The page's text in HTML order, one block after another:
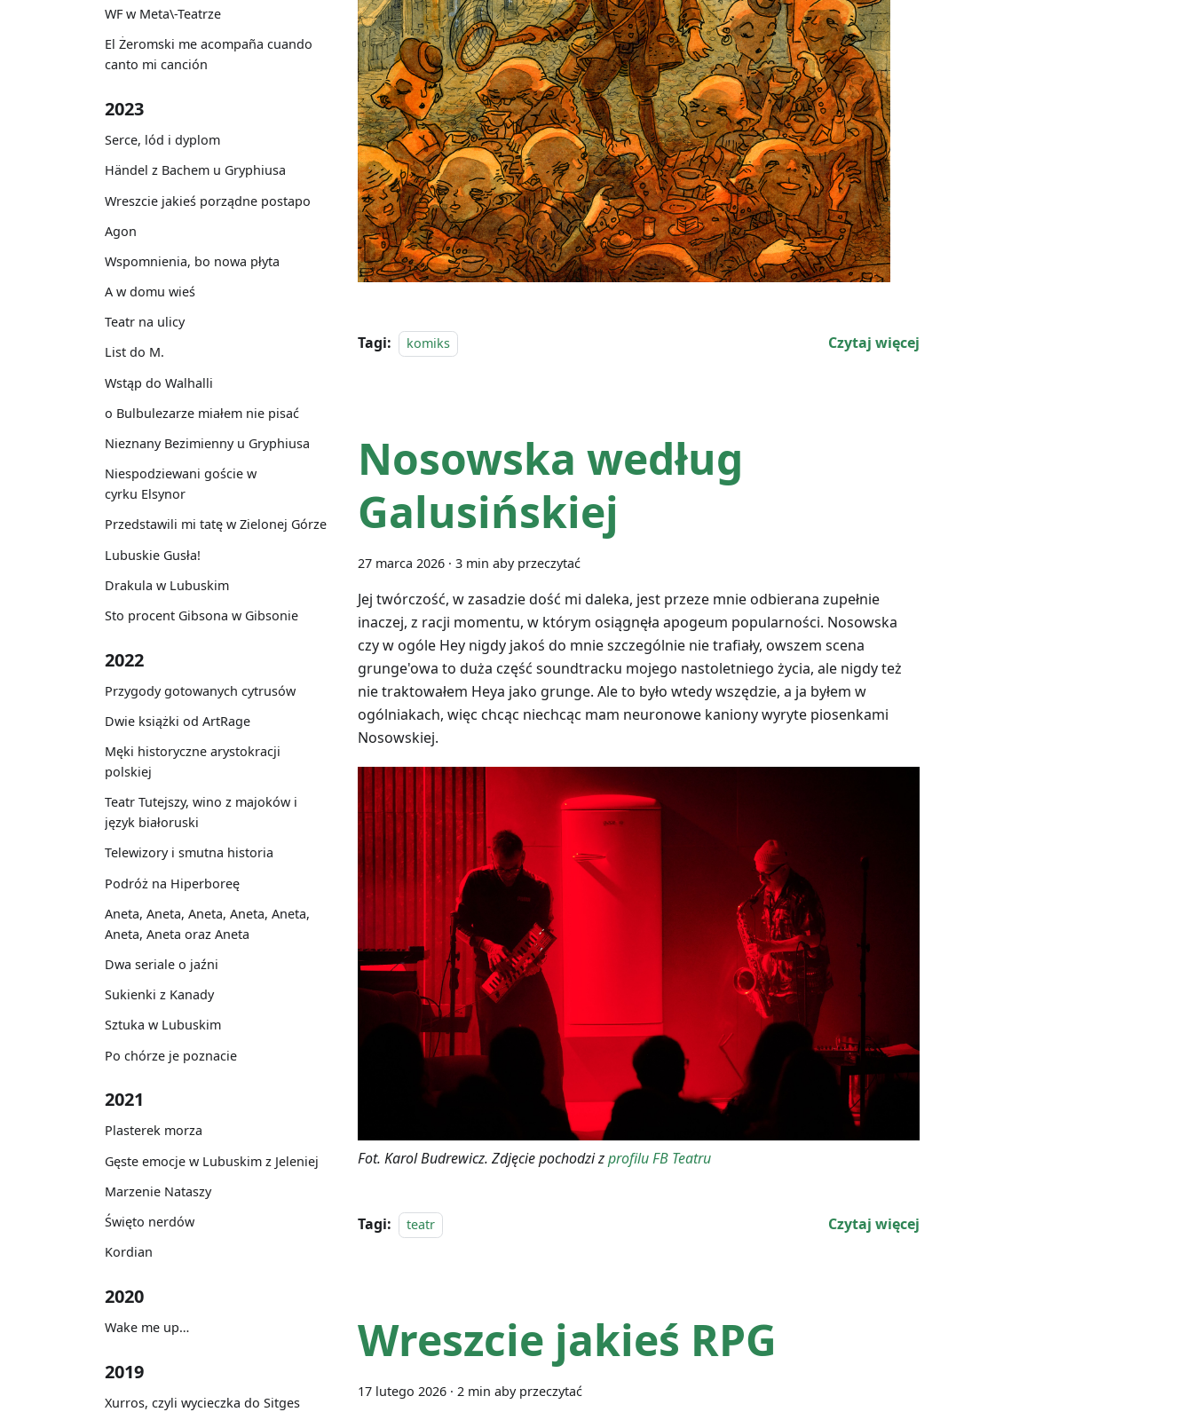
WF w Meta\-Teatrze
El Żeromski me acompaña cuando
canto mi canción
2023
Serce, lód i dyplom
Händel z Bachem u Gryphiusa
Wreszcie jakieś porządne postapo
Agon
Wspomnienia, bo nowa płyta
A w domu wieś
Teatr na ulicy
List do M.
Wstąp do Walhalli
o Bulbulezarze miałem nie pisać
Nieznany Bezimienny u Gryphiusa
Niespodziewani goście w
cyrku Elsynor
Przedstawili mi tatę w Zielonej Górze
Lubuskie Gusła!
Drakula w Lubuskim
Sto procent Gibsona w Gibsonie
2022
Przygody gotowanych cytrusów
Dwie książki od ArtRage
Męki historyczne arystokracji
polskiej
Teatr Tutejszy, wino z majoków i
język białoruski
Telewizory i smutna historia
Podróż na Hiperboreę
Aneta, Aneta, Aneta, Aneta, Aneta,
Aneta, Aneta oraz Aneta
Dwa seriale o jaźni
Sukienki z Kanady
Sztuka w Lubuskim
Po chórze je poznacie
2021
Plasterek morza
Gęste emocje w Lubuskim z Jeleniej
Marzenie Nataszy
Święto nerdów
Kordian
2020
Wake me up…
2019
Xurros, czyli wycieczka do Sitges
Tagi: komiks Czytaj więcej
Nosowska według
Galusińskiej
27 marca 2026 · 3 min aby przeczytać
Jej twórczość, w zasadzie dość mi daleka, jest przeze mnie odbierana zupełnie
inaczej, z racji momentu, w którym osiągnęła apogeum popularności. Nosowska
czy w ogóle Hey nigdy jakoś do mnie szczególnie nie trafiały, owszem scena
grunge'owa to duża część soundtracku mojego nastoletniego życia, ale nigdy też
nie traktowałem Heya jako grunge. Ale to było wtedy wszędzie, a ja byłem w
ogólniakach, więc chcąc niechcąc mam neuronowe kaniony wyryte piosenkami
Nosowskiej.
Fot. Karol Budrewicz. Zdjęcie pochodzi zprofilu FB Teatru
Tagi: teatr Czytaj więcej
Wreszcie jakieś RPG
17 lutego 2026 · 2 min aby przeczytać